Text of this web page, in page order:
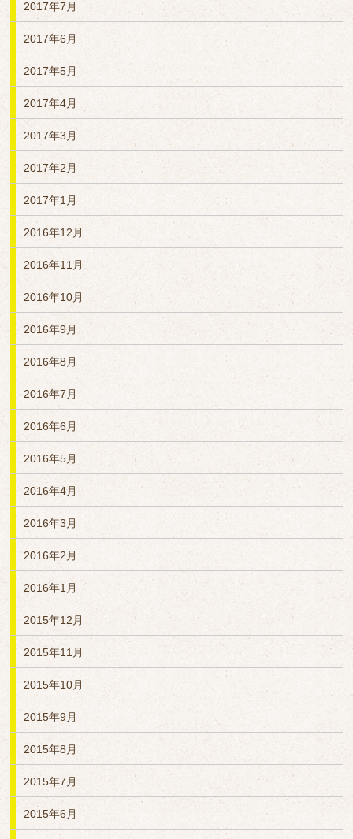
2017年7月
2017年6月
2017年5月
2017年4月
2017年3月
2017年2月
2017年1月
2016年12月
2016年11月
2016年10月
2016年9月
2016年8月
2016年7月
2016年6月
2016年5月
2016年4月
2016年3月
2016年2月
2016年1月
2015年12月
2015年11月
2015年10月
2015年9月
2015年8月
2015年7月
2015年6月